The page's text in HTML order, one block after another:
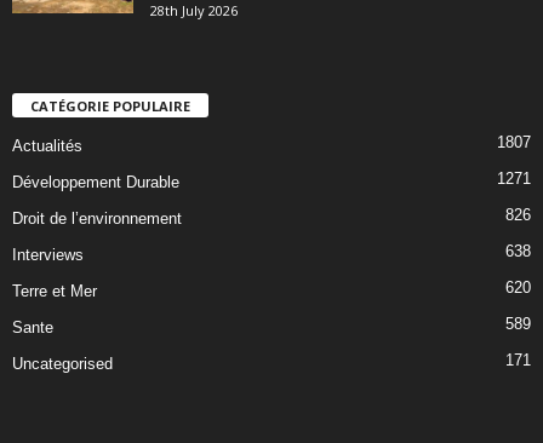
28th July 2026
CATÉGORIE POPULAIRE
Actualités 1807
Développement Durable 1271
Droit de l’environnement 826
Interviews 638
Terre et Mer 620
Sante 589
Uncategorised 171